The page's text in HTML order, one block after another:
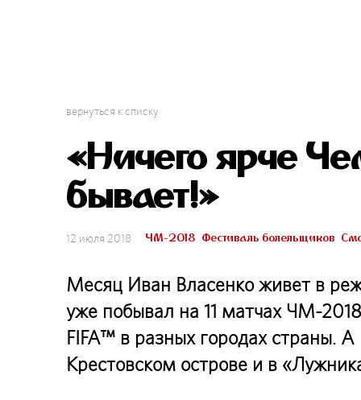
вернуться к списку
«Ничего ярче
бывает!»
12 июля 2018 ЧМ-2018 Фестиваль болельщиков
Месяц Иван Власенко живет в
уже побывал на 11 матчах ЧМ-
FIFA™ в разных городах страны.
Крестовском острове и в